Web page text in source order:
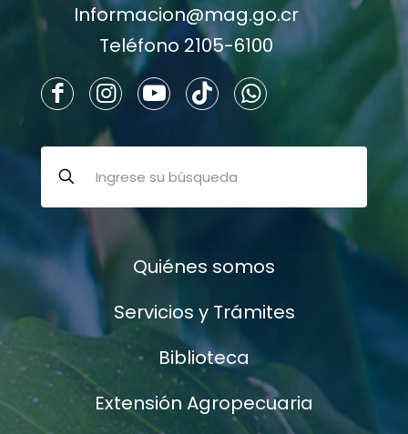
Informacion@mag.go.cr
Teléfono 2105-6100
Quiénes somos
Servicios y Trámites
Biblioteca
Extensión Agropecuaria